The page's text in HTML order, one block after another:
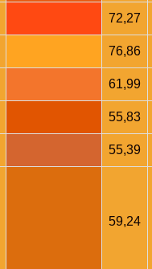
72,27
76,86
61,99
55,83
55,39
59,24